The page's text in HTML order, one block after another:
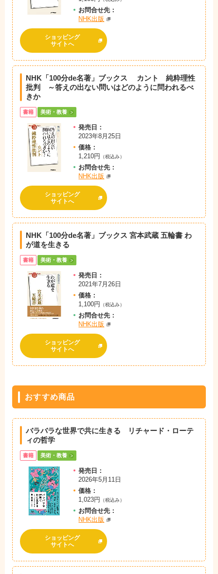
お問合せ先：
NHK出版
ショッピング
サイトへ
NHK「100分de名著」ブックス カント 純粋理性
批判 ～答えの出ない問いはどのように問われるべ
きか
書籍 美術・教養
発売日：
2023年8月25日
価格：
1,210円
（税込み）
お問合せ先：
NHK出版
ショッピング
サイトへ
NHK「100分de名著」ブックス 宮本武蔵 五輪書 わ
が道を生きる
書籍 美術・教養
発売日：
2021年7月26日
価格：
1,100円
（税込み）
お問合せ先：
NHK出版
ショッピング
サイトへ
おすすめ商品
バラバラな世界で共に生きる リチャード・ローテ
ィの哲学
書籍 美術・教養
発売日：
2026年5月11日
価格：
1,023円
（税込み）
お問合せ先：
NHK出版
ショッピング
サイトへ